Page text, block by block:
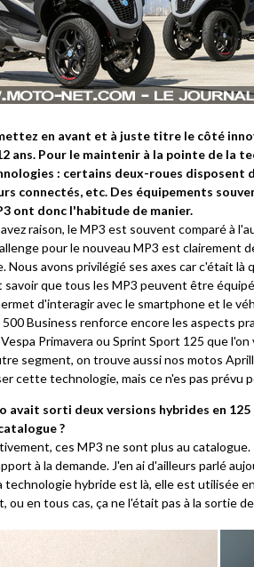
en avant et à juste titre le côté
ans. Pour le maintenir à la pointe de la
: certains deux-roues disposent
connectés, etc. Des équipements
ont donc l'habitude de manier.
raison, le MP3 est souvent comparé à
pour le nouveau MP3 est clairement
Nous avons privilégié ses axes car c'était
savoir que tous les MP3 peuvent être
d'interagir avec le smartphone et le
Business renforce encore les aspects
Vespa Primavera ou Sprint Sport 125 que
segment, on trouve aussi nos motos
cette technologie, mais ce n'es pas prévu
avait sorti deux versions hybrides en 125
?
ces MP3 ne sont plus au
à la demande. J'en ai d'ailleurs parlé
technologie hybride est là, elle est utilisée
ou en tous cas, ça ne l'était pas à la sortie